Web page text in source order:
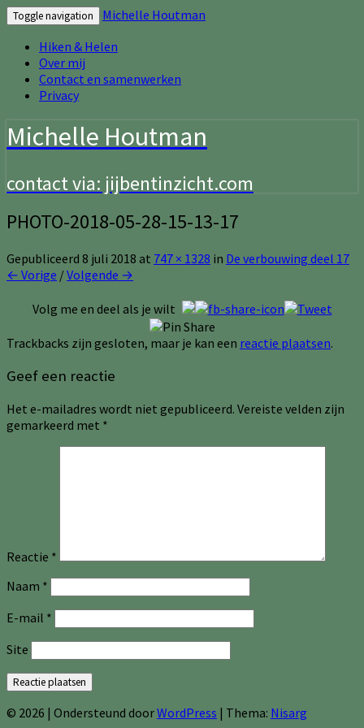
Toggle navigation
Michelle Houtman
Hiken & Helen
Over mij
Contact en samenwerken
Privacy
Michelle Houtman
contact via: jijbentinzicht.com
PHOTO-2018-05-28-15-13-17
Gepubliceerd 8 juli 2018 at 747 × 1328 in De verbouwing deel 17
← Vorige /Volgende →
Volg me en deel als je wilt
Trackbacks zijn gesloten, maar je kan een reactie plaatsen.
Geef een reactie
Het e-mailadres wordt niet gepubliceerd. Vereiste velden zijn
gemarkeerd met *
Reactie *
Naam *
E-mail *
Site
© 2026 | Ondersteund doorWordPress | Thema: Nisarg